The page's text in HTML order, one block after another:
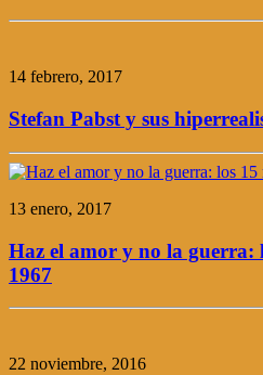
14 febrero, 2017
Stefan Pabst y sus
13 enero, 2017
Haz el amor y no la guerra:
1967
22 noviembre, 2016